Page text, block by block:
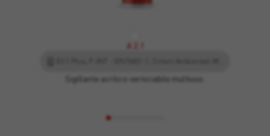
A 2.1
Sigillante acrilico verniciabile multiuso.